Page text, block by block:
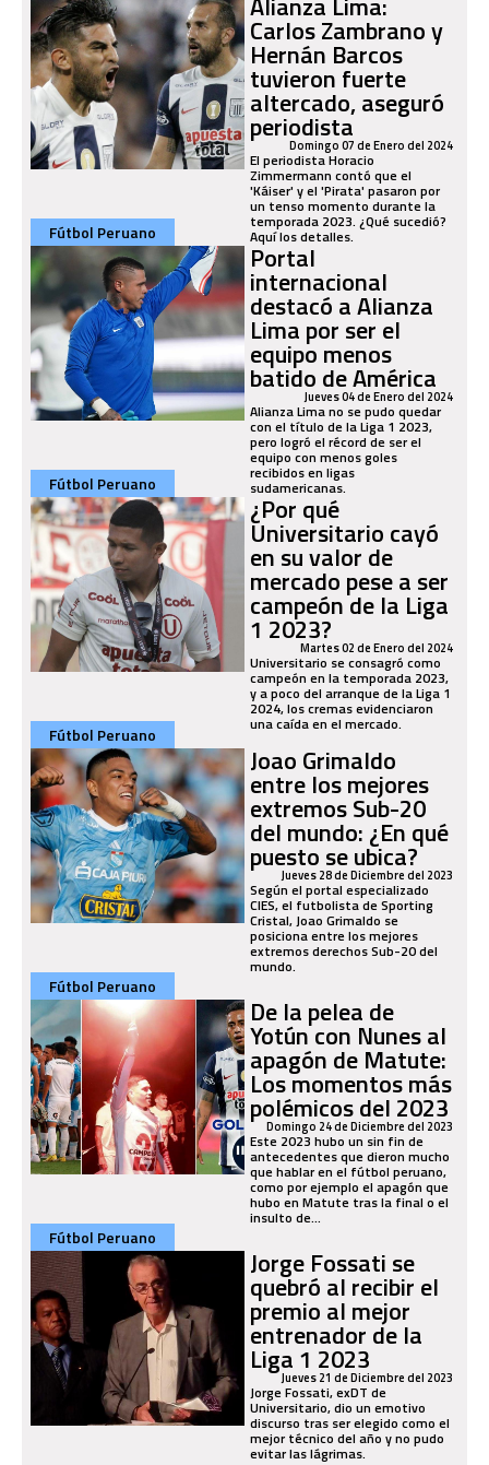
Carlos Zambrano y
Hernán Barcos
tuvieron fuerte
altercado, aseguró
periodista
Domingo 07 de Enero del 2024
El periodista Horacio
Zimmermann contó que el
'Káiser' y el 'Pirata' pasaron por
un tenso momento durante la
temporada 2023. ¿Qué sucedió?
Aquí los detalles.
Fútbol Peruano
Portal
internacional
destacó a Alianza
Lima por ser el
equipo menos
batido de América
Jueves 04 de Enero del 2024
Alianza Lima no se pudo quedar
con el título de la Liga 1 2023,
pero logró el récord de ser el
equipo con menos goles
recibidos en ligas
sudamericanas.
Fútbol Peruano
¿Por qué
Universitario cayó
en su valor de
mercado pese a ser
campeón de la Liga
1 2023?Martes 02 de Enero del 2024
Universitario se consagró como
campeón en la temporada 2023,
y a poco del arranque de la Liga 1
2024, los cremas evidenciaron
una caída en el mercado.
Fútbol Peruano
Joao Grimaldo
entre los mejores
extremos Sub-20
del mundo: ¿En qué
puesto se ubica?
Jueves 28 de Diciembre del 2023
Según el portal especializado
CIES, el futbolista de Sporting
Cristal, Joao Grimaldo se
posiciona entre los mejores
extremos derechos Sub-20 del
mundo.
Fútbol Peruano
De la pelea de
Yotún con Nunes al
apagón de Matute:
Los momentos más
polémicos del 2023
Domingo 24 de Diciembre del 2023
Este 2023 hubo un sin fin de
antecedentes que dieron mucho
que hablar en el fútbol peruano,
como por ejemplo el apagón que
hubo en Matute tras la final o el
insulto de...
Fútbol Peruano
Jorge Fossati se
quebró al recibir el
premio al mejor
entrenador de la
Liga 1 2023
Jueves 21 de Diciembre del 2023
Jorge Fossati, exDT de
Universitario, dio un emotivo
discurso tras ser elegido como el
mejor técnico del año y no pudo
evitar las lágrimas.